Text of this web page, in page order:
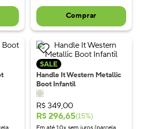
Comprar
SALE
Handle It Western Metallic
Boot Infantil
R$ 349,00
R$296,65(15%)